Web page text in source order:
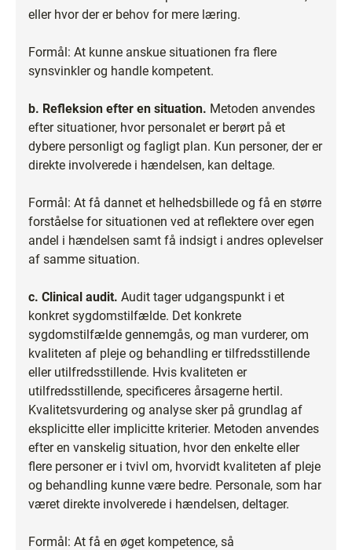
eller hvor der er behov for mere læring.
Formål: At kunne anskue situationen fra flere
synsvinkler og handle kompetent.
b. Refleksion efter en situation. Metoden anvendes
efter situationer, hvor personalet er berørt på et
dybere personligt og fagligt plan. Kun personer, der er
direkte involverede i hændelsen, kan deltage.
Formål: At få dannet et helhedsbillede og få en større
forståelse for situationen ved at reflektere over egen
andel i hændelsen samt få indsigt i andres oplevelser
af samme situation.
c. Clinical audit. Audit tager udgangspunkt i et
konkret sygdomstilfælde. Det konkrete
sygdomstilfælde gennemgås, og man vurderer, om
kvaliteten af pleje og behandling er tilfredsstillende
eller utilfredsstillende. Hvis kvaliteten er
utilfredsstillende, specificeres årsagerne hertil.
Kvalitetsvurdering og analyse sker på grundlag af
eksplicitte eller implicitte kriterier. Metoden anvendes
efter en vanskelig situation, hvor den enkelte eller
flere personer er i tvivl om, hvorvidt kvaliteten af pleje
og behandling kunne være bedre. Personale, som har
været direkte involverede i hændelsen, deltager.
Formål: At få en øget kompetence, så